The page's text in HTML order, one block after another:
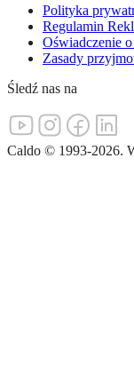
Polityka
Regulamin
Oświadczenie
Zasady
Śledź nas na
Caldo © 1993-2026.